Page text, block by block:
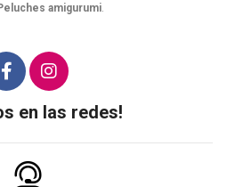
amigurumi
en las redes!